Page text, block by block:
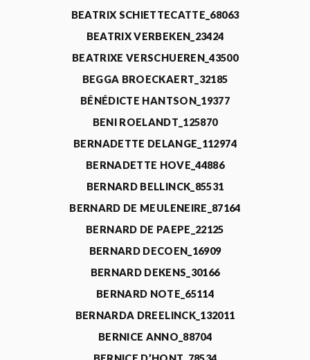
BEATRIX SCHIETTECATTE_68063
BEATRIX VERBEKEN_23424
BEATRIXE VERSCHUEREN_43500
BEGGA BROECKAERT_32185
BÉNÉDICTE HANTSON_19377
BENI ROELANDT_125870
BERNADETTE DELANGE_112974
BERNADETTE HOVE_44886
BERNARD BELLINCK_85531
BERNARD DE MEULENEIRE_87164
BERNARD DE PAEPE_22125
BERNARD DECOEN_16909
BERNARD DEKENS_30166
BERNARD NOTE_65114
BERNARDA DREELINCK_132011
BERNICE ANNO_88704